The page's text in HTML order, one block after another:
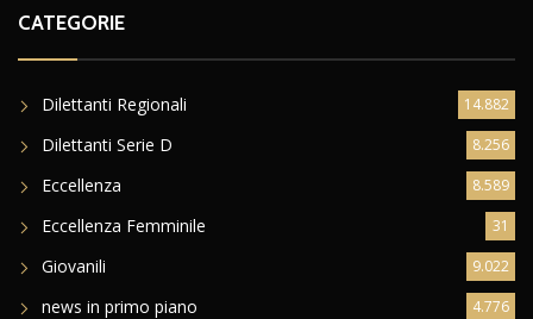
CATEGORIE
Dilettanti Regionali 14.882
Dilettanti Serie D 8.256
Eccellenza 8.589
Eccellenza Femminile 31
Giovanili 9.022
news in primo piano 4.776